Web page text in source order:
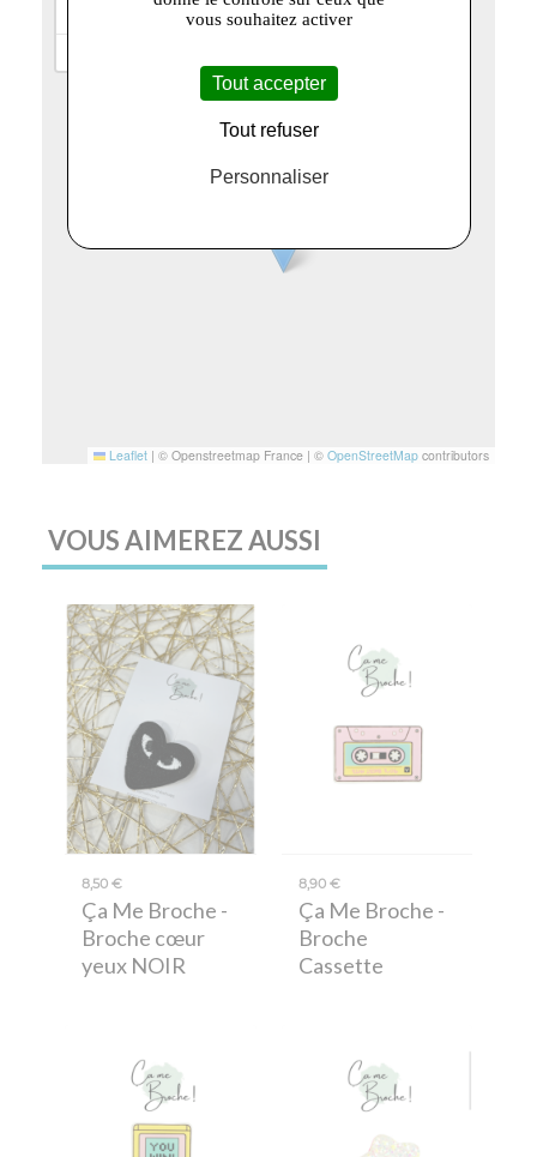
Leaflet | © Openstreetmap France | © OpenStreetMap contributors
VOUS AIMEREZ AUSSI
8,50 €
Ça Me Broche -
Broche cœur
yeux NOIR
8,90 €
Ça Me Broche -
Broche
Cassette
vous souhaitez activer
Tout accepter
Tout refuser
Personnaliser